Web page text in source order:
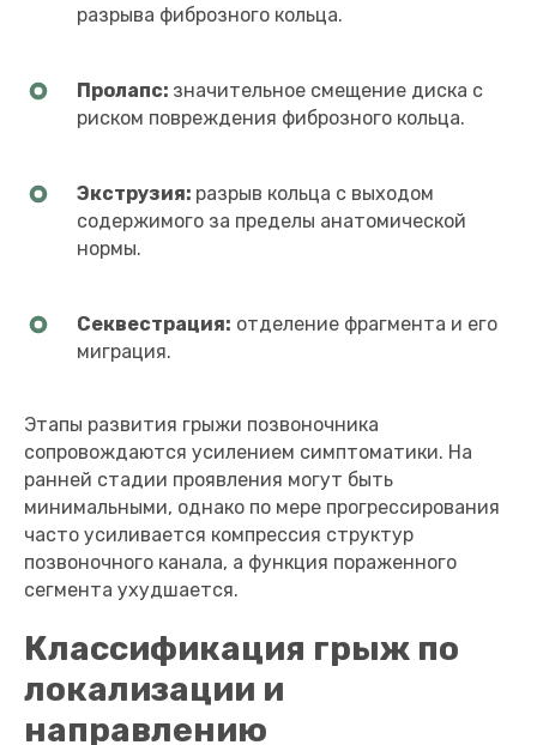
разрыва фиброзного кольца.
Пролапс: значительное смещение диска с
риском повреждения фиброзного кольца.
Экструзия: разрыв кольца с выходом
содержимого за пределы анатомической
нормы.
Секвестрация: отделение фрагмента и его
миграция.
Этапы развития грыжи позвоночника
сопровождаются усилением симптоматики. На
ранней стадии проявления могут быть
минимальными, однако по мере прогрессирования
часто усиливается компрессия структур
позвоночного канала, а функция пораженного
сегмента ухудшается.
Классификация грыж по
локализации и
направлению